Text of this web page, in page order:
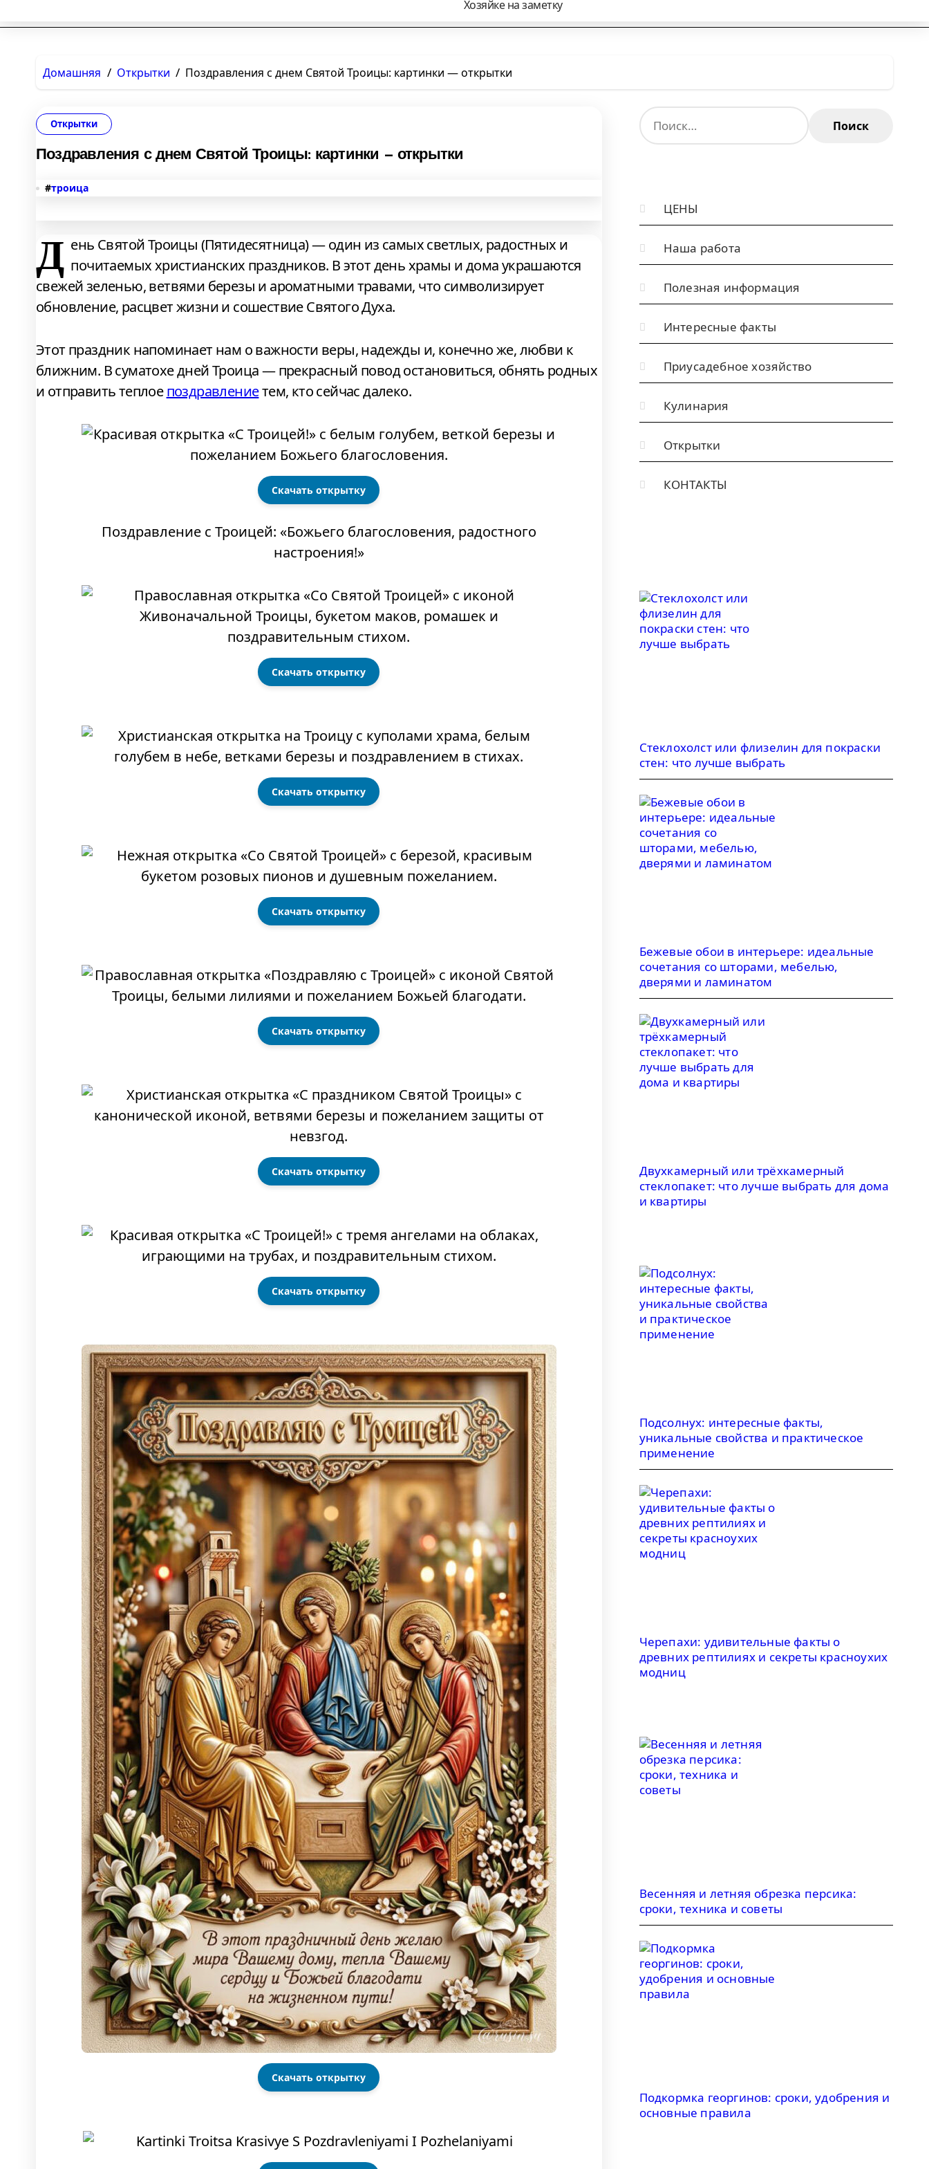
Хозяйке на заметку
Домашняя Открытки Поздравления с днем Святой Троицы: картинки — открытки
Открытки
Поздравления с днем Святой Троицы: картинки — открытки
#троица
Д ень Святой Троицы (Пятидесятница) — один из самых светлых, радостных и
почитаемых христианских праздников. В этот день храмы и дома украшаются
свежей зеленью, ветвями березы и ароматными травами, что символизирует
обновление, расцвет жизни и сошествие Святого Духа.
Этот праздник напоминает нам о важности веры, надежды и, конечно же, любви к
ближним. В суматохе дней Троица — прекрасный повод остановиться, обнять родных
и отправить теплоепоздравлениетем, кто сейчас далеко.
Скачать открытку
Поздравление с Троицей: «Божьего благословения, радостного
настроения!»
Скачать открытку
Скачать открытку
Скачать открытку
Скачать открытку
Скачать открытку
Скачать открытку
Скачать открытку
Н
а
:
ЦЕНЫ
Наша работа
Полезная информация
Интересные факты
Приусадебное хозяйство
Кулинария
Открытки
КОНТАКТЫ
Стеклохолст или флизелин для покраски
стен: что лучше выбрать
Бежевые обои в интерьере: идеальные
сочетания со шторами, мебелью,
дверями и ламинатом
Двухкамерный или трёхкамерный
стеклопакет: что лучше выбрать для дома
и квартиры
Подсолнух: интересные факты,
уникальные свойства и практическое
применение
Черепахи: удивительные факты о
древних рептилиях и секреты красноухих
модниц
Весенняя и летняя обрезка персика:
сроки, техника и советы
Подкормка георгинов: сроки, удобрения и
основные правила